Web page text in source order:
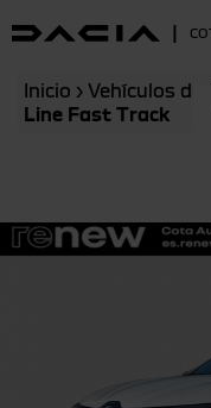
|
Inicio › Vehículos de
Line Fast Track